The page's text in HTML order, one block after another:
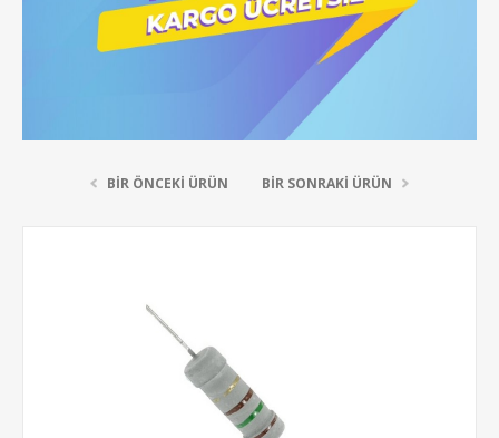
BIR ÖNCEKI ÜRÜN BIR SONRAKI ÜRÜN